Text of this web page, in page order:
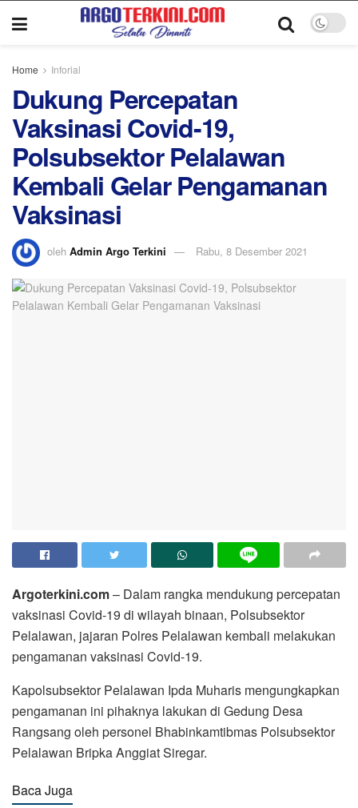
Home Inforial
Dukung Percepatan
Vaksinasi Covid-19,
Polsubsektor Pelalawan
Kembali Gelar Pengamanan
Vaksinasi
oleh Admin Argo Terkini Rabu, 8 Desember 2021
Argoterkini.com– Dalam rangka mendukung percepatan
vaksinasi Covid-19 di wilayah binaan, Polsubsektor
Pelalawan, jajaran Polres Pelalawan kembali melakukan
pengamanan vaksinasi Covid-19.
Kapolsubsektor Pelalawan Ipda Muharis mengungkapkan
pengamanan ini pihaknya lakukan di Gedung Desa
Rangsang oleh personel Bhabinkamtibmas Polsubsektor
Pelalawan Bripka Anggiat Siregar.
Baca Juga